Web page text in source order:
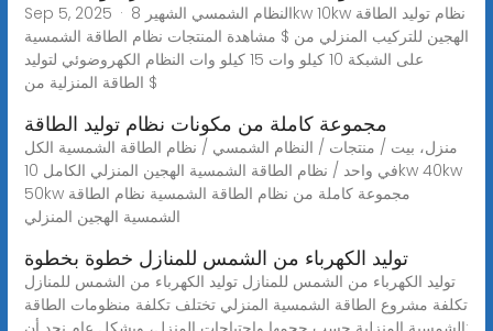
Sep 5, 2025 · النظام الشمسي الشهير 8kw 10kw نظام توليد الطاقة
الهجين للتركيب المنزلي من $ مشاهدة المنتجات نظام الطاقة الشمسية
على الشبكة 10 كيلو وات 15 كيلو وات النظام الكهروضوئي لتوليد
الطاقة المنزلية من $
مجموعة كاملة من مكونات نظام توليد الطاقة
منزل، بيت / منتجات / النظام الشمسي / نظام الطاقة الشمسية الكل
في واحد / نظام الطاقة الشمسية الهجين المنزلي الكامل 10kw 40kw
50kw مجموعة كاملة من نظام الطاقة الشمسية نظام الطاقة
الشمسية الهجين المنزلي
توليد الكهرباء من الشمس للمنازل خطوة بخطوة
توليد الكهرباء من الشمس للمنازل توليد الكهرباء من الشمس للمنازل
تكلفة مشروع الطاقة الشمسية المنزلي تختلف تكلفة منظومات الطاقة